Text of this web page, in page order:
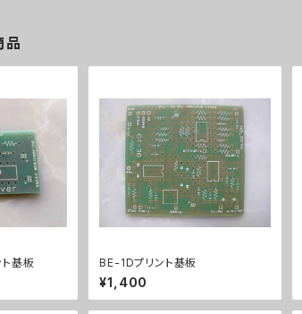
品
基板 BE-1Dプリント基板
¥1,400